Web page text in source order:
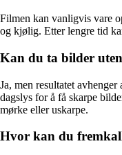
Filmen kan vanligvis vare
og kjølig. Etter lengre tid
Kan du ta bilder
Ja, men resultatet
dagslys for å få skarpe
mørke eller uskarpe.
Hvor kan du